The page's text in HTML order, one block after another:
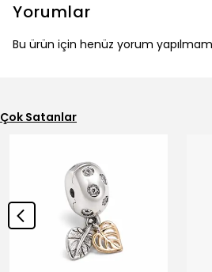
Yorumlar
Bu ürün için henüz yorum
Çok Satanlar